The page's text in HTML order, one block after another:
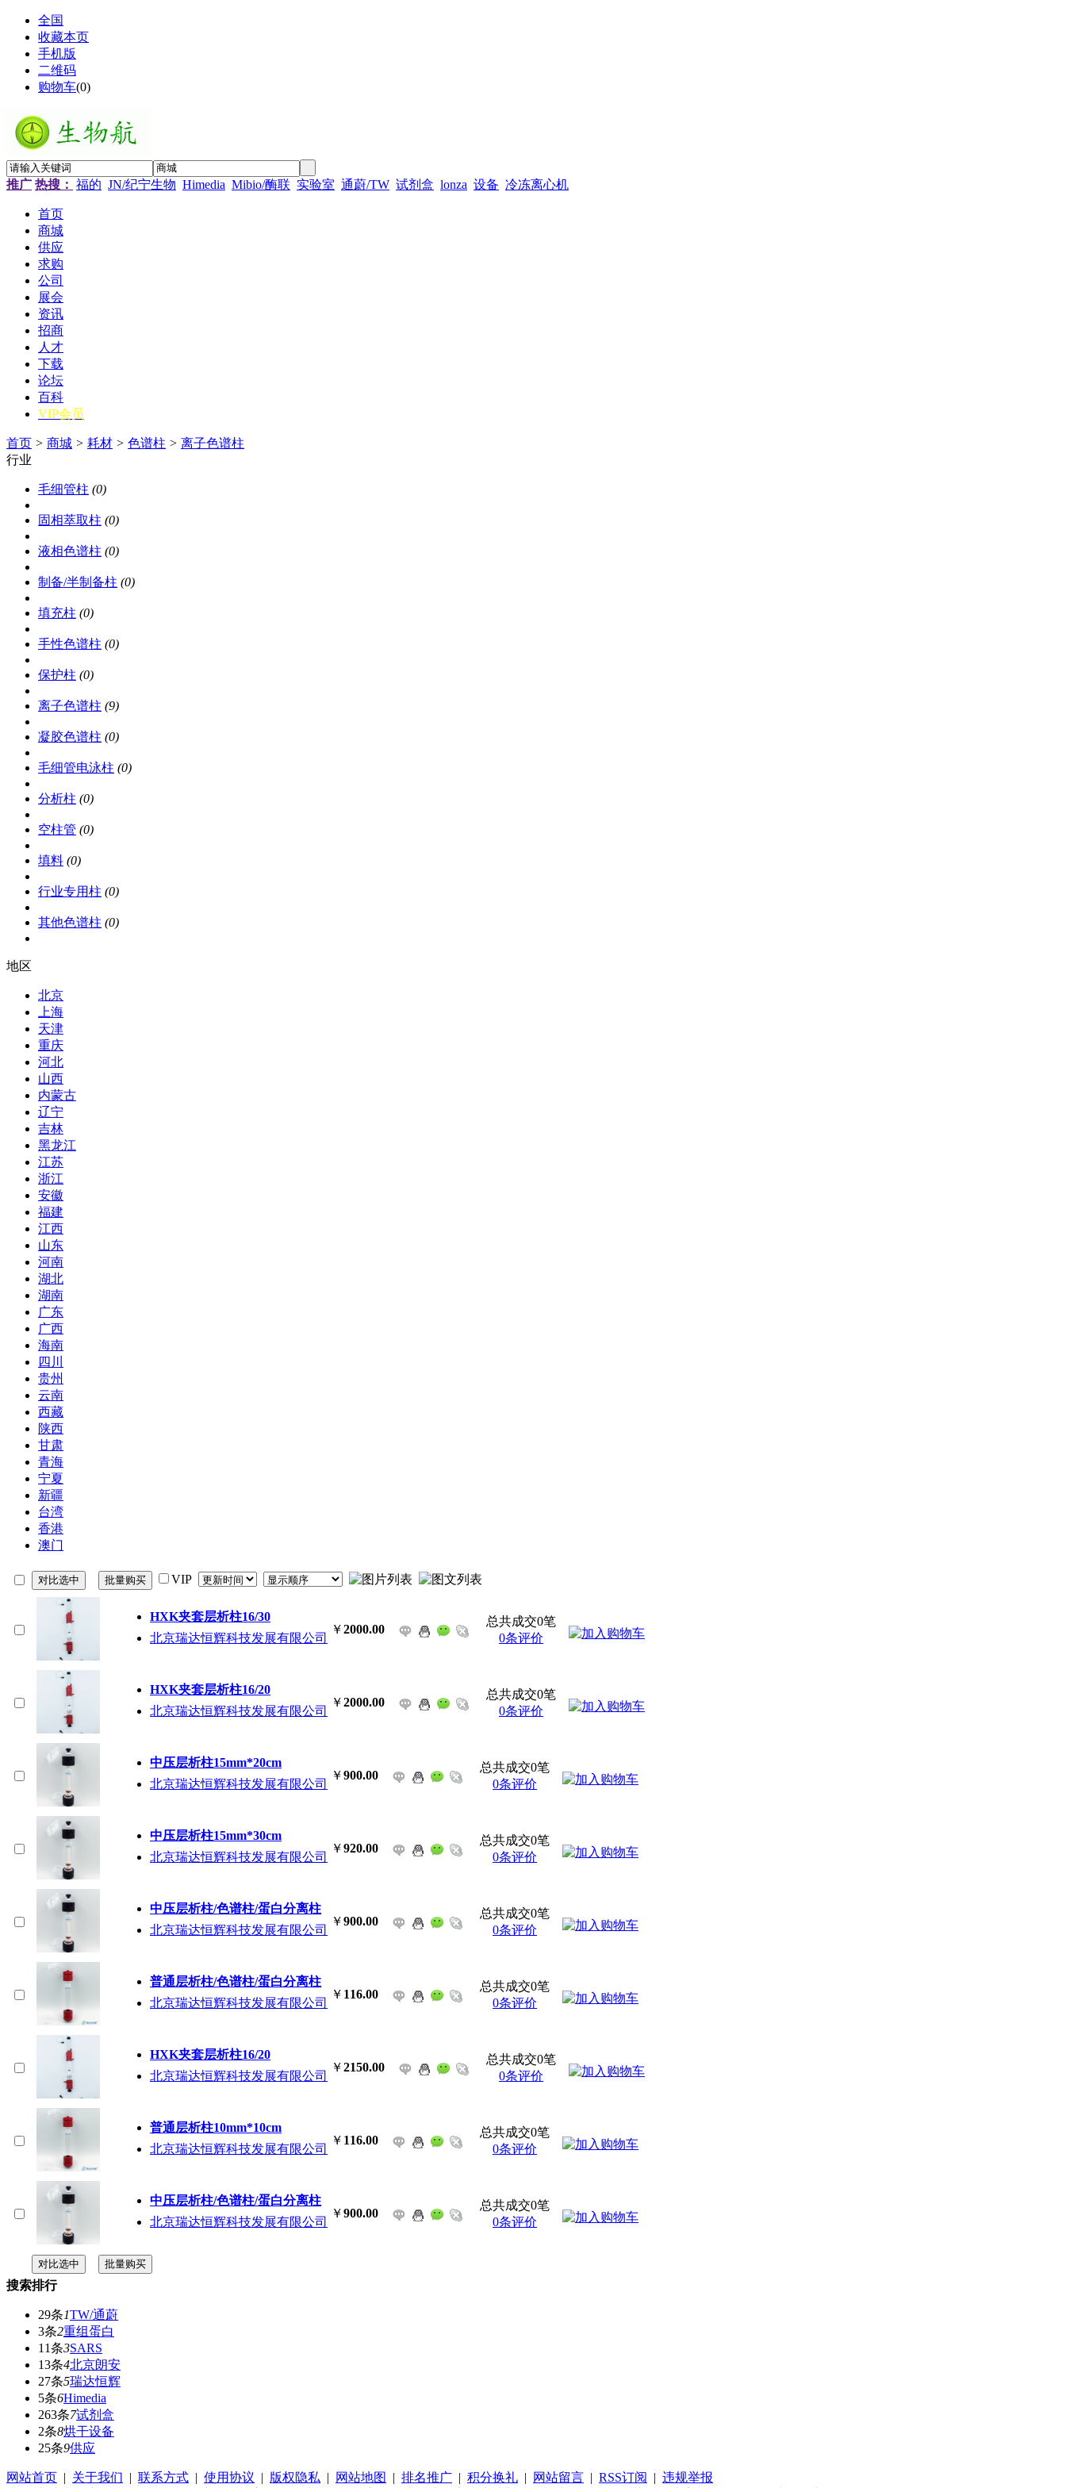
全国
收藏本页
手机版
二维码
购物车(0)
推广 热搜： 福的 JN/纪宁生物 Himedia Mibio/酶联 实验室 通蔚/TW 试剂盒 lonza 设备 冷冻离心机
首页
商城
供应
求购
公司
展会
资讯
招商
人才
下载
论坛
百科
VIP会员
首页 > 商城 > 耗材 > 色谱柱 > 离子色谱柱
行业
毛细管柱 (0)
固相萃取柱 (0)
液相色谱柱 (0)
制备/半制备柱 (0)
填充柱 (0)
手性色谱柱 (0)
保护柱 (0)
离子色谱柱 (9)
凝胶色谱柱 (0)
毛细管电泳柱 (0)
分析柱 (0)
空柱管 (0)
填料 (0)
行业专用柱 (0)
其他色谱柱 (0)
地区
北京
上海
天津
重庆
河北
山西
内蒙古
辽宁
吉林
黑龙江
江苏
浙江
安徽
福建
江西
山东
河南
湖北
湖南
广东
广西
海南
四川
贵州
云南
西藏
陕西
甘肃
青海
宁夏
新疆
台湾
香港
澳门
VIP
HXK夹套层析柱16/30
北京瑞达恒辉科技发展有限公司
￥2000.00
总共成交0笔
0条评价
HXK夹套层析柱16/20
北京瑞达恒辉科技发展有限公司
￥2000.00
总共成交0笔
0条评价
中压层析柱15mm*20cm
北京瑞达恒辉科技发展有限公司
￥900.00
总共成交0笔
0条评价
中压层析柱15mm*30cm
北京瑞达恒辉科技发展有限公司
￥920.00
总共成交0笔
0条评价
中压层析柱/色谱柱/蛋白分离柱
北京瑞达恒辉科技发展有限公司
￥900.00
总共成交0笔
0条评价
普通层析柱/色谱柱/蛋白分离柱
北京瑞达恒辉科技发展有限公司
￥ 116.00
总共成交0笔
0条评价
HXK夹套层析柱16/20
北京瑞达恒辉科技发展有限公司
￥2150.00
总共成交0笔
0条评价
普通层析柱10mm*10cm
北京瑞达恒辉科技发展有限公司
￥ 116.00
总共成交0笔
0条评价
中压层析柱/色谱柱/蛋白分离柱
北京瑞达恒辉科技发展有限公司
￥900.00
总共成交0笔
0条评价
搜索排行
29条1TW/通蔚
3条2重组蛋白
11条3SARS
13条4北京朗安
27条5瑞达恒辉
5条6Himedia
263条7试剂盒
2条8烘干设备
25条9供应
网站首页 | 关于我们 | 联系方式 | 使用协议 | 版权隐私 | 网站地图 | 排名推广 | 积分换礼 | 网站留言 | RSS订阅 | 违规举报